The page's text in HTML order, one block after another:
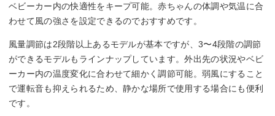
ベビーカー内の快適性をキープ可能。赤ちゃんの体調や気温に合
わせて風の強さを設定できるのでおすすめです。
風量調節は2段階以上あるモデルが基本ですが、3〜4段階の調節
ができるモデルもラインナップしています。外出先の状況やベビ
ーカー内の温度変化に合わせて細かく調節可能。弱風にすること
で運転音も抑えられるため、静かな場所で使用する場合にも便利
です。